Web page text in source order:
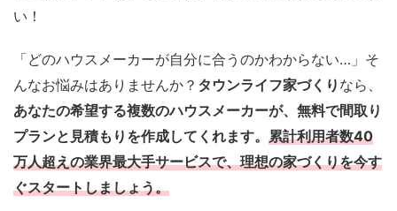
い！
「どのハウスメーカーが自分に合うのかわからない…」そ
んなお悩みはありませんか？ タウンライフ家づくり なら、
あなたの希望する複数のハウスメーカーが、無料で間取り
プランと見積もりを作成してくれます。 累計利用者数40
万人超えの業界最大手サービスで、理想の家づくりを今す
ぐスタートしましょう。